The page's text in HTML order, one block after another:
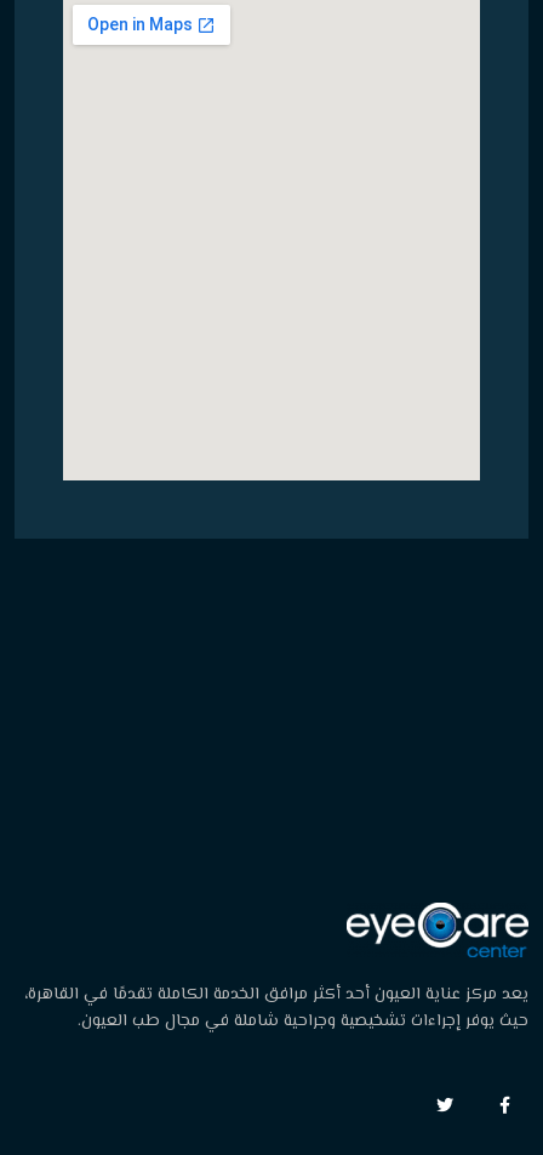
يعد مركز عناية العيون أحد أكثر مرافق الخدمة الكاملة تقدمًا في القاهرة،
حيث يوفر إجراءات تشخيصية وجراحية شاملة في مجال طب العيون.